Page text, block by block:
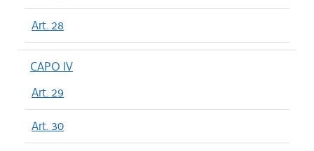
Art. 28
CAPO IV
Art. 29
Art. 30